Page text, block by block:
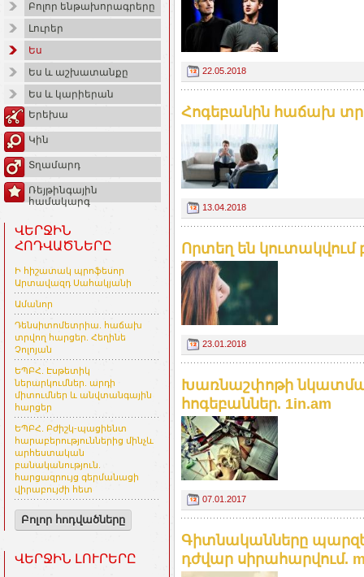
Բոլոր ենթախորագրերը
Լուրեր
Ես
Ես և աշխատանքը
Ես և կարիերան
Երեխա
Կին
Տղամարդ
Ռեյթինգային
համակարգ
ՎԵՐՋԻՆ
ՀՈԴՎԱԾՆԵՐԸ
Ի հիշատակ պրոֆեսոր
Արտավազդ Սահակյանի
Ամանոր
Դենսիտոմետրիա. հաճախ
տրվող հարցեր. Հեղինե
Չոլոյան
ԵՊԲՀ. Էսթետիկ
ներարկումներ. արդի
միտումներ և անվտանգային
հարցեր
ԵՊԲՀ. Բժիշկ-պացիենտ
հարաբերություններից մինչև
արհեստական
բանականություն.
հարցազրույց գերմանացի
վիրաբույժի հետ
Բոլոր հոդվածները
ՎԵՐՋԻՆ ԼՈՒՐԵՐԸ
22.05.2018
Հոգեբանին հաճախ
13.04.2018
Որտեղ են կուտակվում
23.01.2018
Խառնաշփոթի
հոգեբաններ. 1in.am
07.01.2017
Գիտնականները
դժվար սիրահարվում.